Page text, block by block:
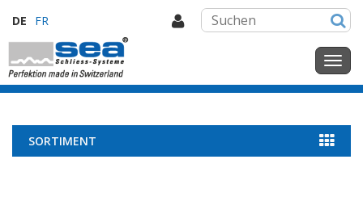
DE FR
SORTIMENT